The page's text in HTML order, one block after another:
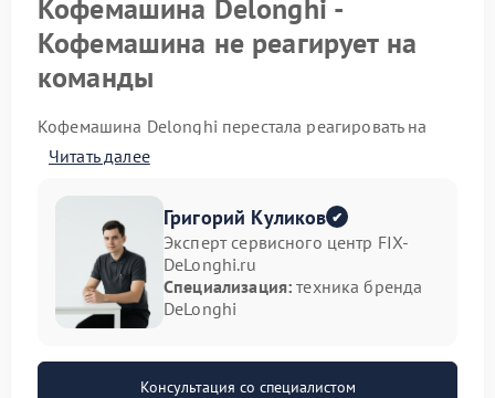
Кофемашина Delonghi -
Кофемашина не реагирует на
команды
Кофемашина Delonghi перестала реагировать на
нажатие кнопок или выбор напитка? Это признак
внутреннего сбоя. Панель управления может
приготовления не происходит. В такой ситуации
требуется точная диагностика и последующий
ремонт Delonghi, так как проблема может быть
связана как с электроникой управления, так и с
системой питания.
Возможные причины отсутствия
реакции
Читать далее
Григорий Куликов
Эксперт сервисного центр FIX-
DeLonghi.ru
Специализация: техника бренда
DeLonghi
Консультация со специалистом